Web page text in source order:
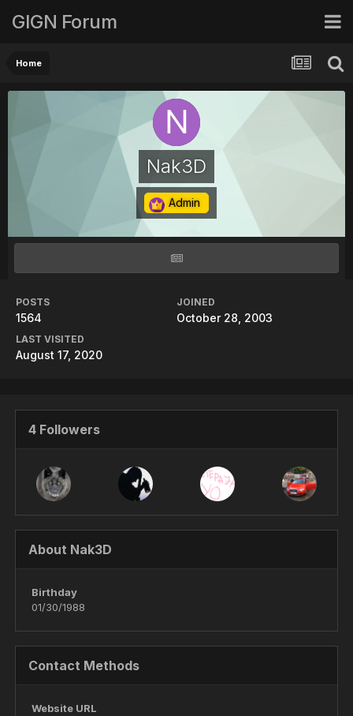
GIGN Forum
Home
Nak3D
Admin
POSTS
1564
JOINED
October 28, 2003
LAST VISITED
August 17, 2020
4 Followers
About Nak3D
Birthday
01/30/1988
Contact Methods
Website URL